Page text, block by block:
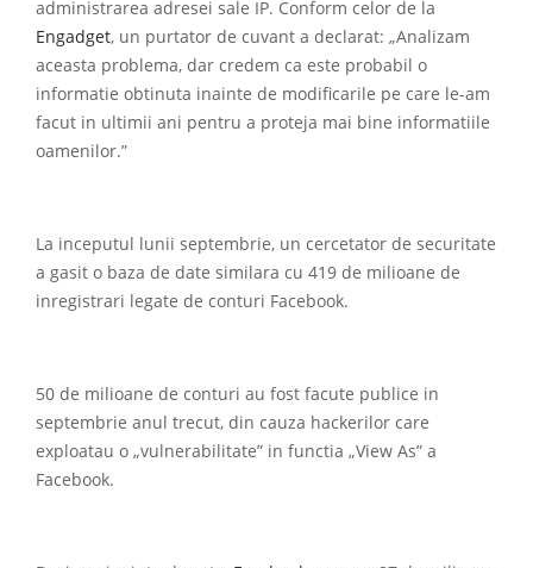
administrarea adresei sale IP. Conform celor de la
Engadget, un purtator de cuvant a declarat: „Analizam
aceasta problema, dar credem ca este probabil o
informatie obtinuta inainte de modificarile pe care le-am
facut in ultimii ani pentru a proteja mai bine informatiile
oamenilor.”
La inceputul lunii septembrie, un cercetator de securitate
a gasit o baza de date similara cu 419 de milioane de
inregistrari legate de conturi Facebook.
50 de milioane de conturi au fost facute publice in
septembrie anul trecut, din cauza hackerilor care
exploatau o „vulnerabilitate” in functia „View As” a
Facebook.